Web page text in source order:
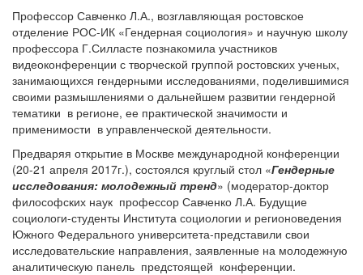
Профессор Савченко Л.А., возглавляющая ростовское
отделение РОС-ИК «Гендерная социология» и научную школу
профессора Г.Силласте познакомила участников
видеоконференции с творческой группой ростовских ученых,
занимающихся гендерными исследованиями, поделившимися
своими размышлениями о дальнейшем развитии гендерной
тематики в регионе, ее практической значимости и
применимости в управленческой деятельности.
Предваряя открытие в Москве международной конференции
(20-21 апреля 2017г.), состоялся круглый стол «Гендерные
исследования: молодежный тренд» (модератор-доктор
философских наук профессор Савченко Л.А. Будущие
социологи-студенты Института социологии и регионоведения
Южного Федерального университета-представили свои
исследовательские направления, заявленные на молодежную
аналитическую панель предстоящей конференции.